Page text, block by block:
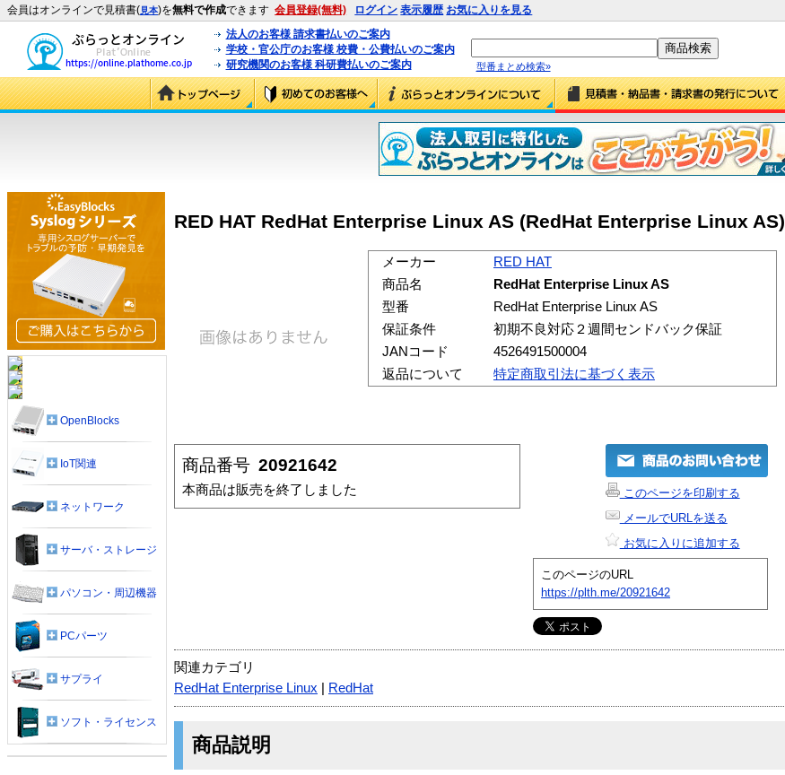
会員はオンラインで見積書(見本)を無料で作成できます 会員登録(無料) ログイン 表示履歴 お気に入りを見る
法人のお客様 請求書払いのご案内
学校・官公庁のお客様 校費・公費払いのご案内
研究機関のお客様 科研費払いのご案内
型番まとめ検索»
RED HAT RedHat Enterprise Linux AS (RedHat Enterprise Linux AS)
メーカー
RED HAT
商品名
RedHat Enterprise Linux AS
型番
RedHat Enterprise Linux AS
保証条件
初期不良対応２週間センドバック保証
JANコード
4526491500004
返品について
特定商取引法に基づく表示
商品番号 20921642
本商品は販売を終了しました
このページを印刷する
メールでURLを送る
お気に入りに追加する
このページのURL
https://plth.me/20921642
関連カテゴリ
RedHat Enterprise Linux
RedHat
商品説明
OpenBlocks
IoT関連
ネットワーク
サーバ・ストレージ
パソコン・周辺機器
PCパーツ
サプライ
ソフト・ライセンス